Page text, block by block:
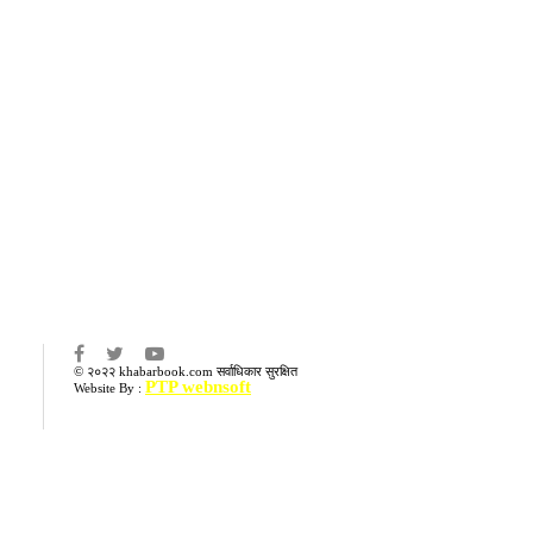
© २०२२ khabarbook.com सर्वाधिकार सुरक्षित
Website By : PTP webnsoft